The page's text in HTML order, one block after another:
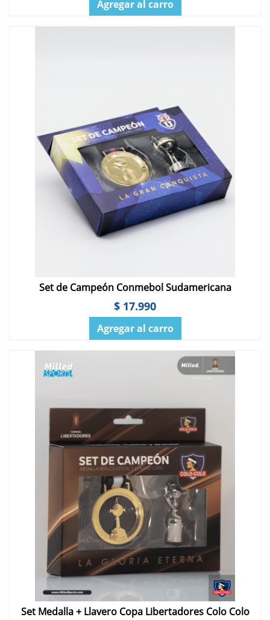
Agregar al carro
Set de Campeón Conmebol Sudamericana
$ 17.990
Agregar al carro
Set Medalla + Llavero Copa Libertadores Colo Colo